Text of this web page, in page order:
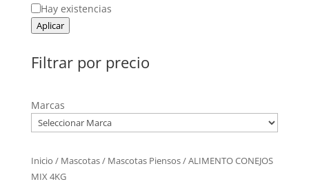
Estado
Hay existencias
Aplicar
Filtrar por precio
Marcas
Inicio / Mascotas/ Mascotas Piensos/ ALIMENTO CONEJOS
MIX 4KG